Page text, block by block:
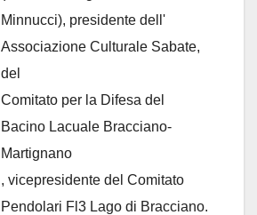
Minnucci), presidente dell'
Associazione Culturale Sabate,
del
Comitato per la Difesa del
Bacino Lacuale Bracciano-
Martignano
, vicepresidente del Comitato
Pendolari Fl3 Lago di Bracciano.